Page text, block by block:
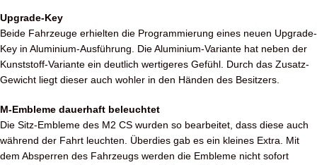
Upgrade-Key
Beide Fahrzeuge erhielten die Programmierung eines neuen Upgrade-
Key in Aluminium-Ausführung. Die Aluminium-Variante hat neben der
Kunststoff-Variante ein deutlich wertigeres Gefühl. Durch das Zusatz-
Gewicht liegt dieser auch wohler in den Händen des Besitzers.
M-Embleme dauerhaft beleuchtet
Die Sitz-Embleme des M2 CS wurden so bearbeitet, dass diese auch
während der Fahrt leuchten. Überdies gab es ein kleines Extra. Mit
dem Absperren des Fahrzeugs werden die Embleme nicht sofort